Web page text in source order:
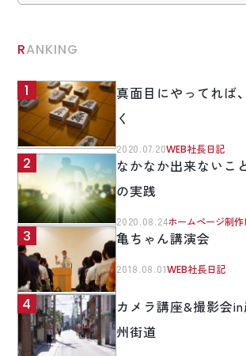
RANKING
真面目にやってれば
く
2020.07.20WEB社長日記
なかなか出来ないこ
の実践
2020.08.24ホームページ制作
亀ちゃん講演会
2018.08.01WEB社長日記
カメラ講座&撮影会
州街道